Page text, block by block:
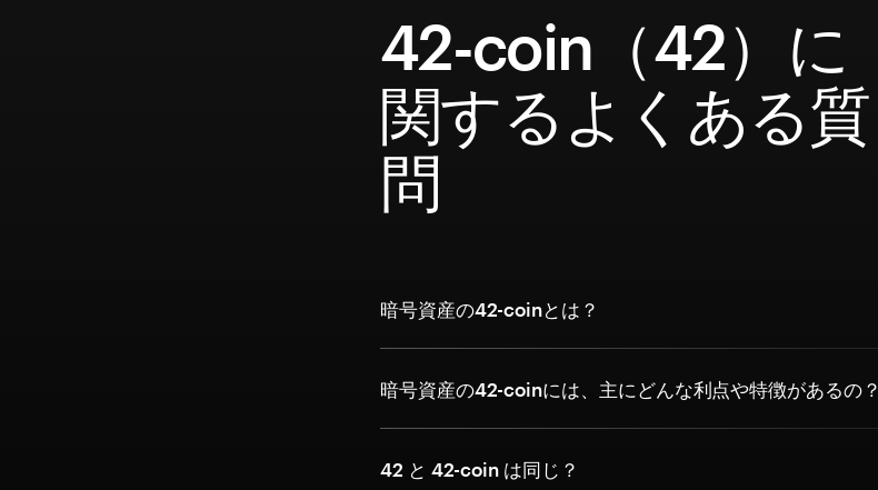
42-coin（42）に
関するよくある質
問
暗号資産の42-coinとは？
暗号資産の42-coinには、主にどんな利点や特徴があるの？
42 と 42-coin は同じ？